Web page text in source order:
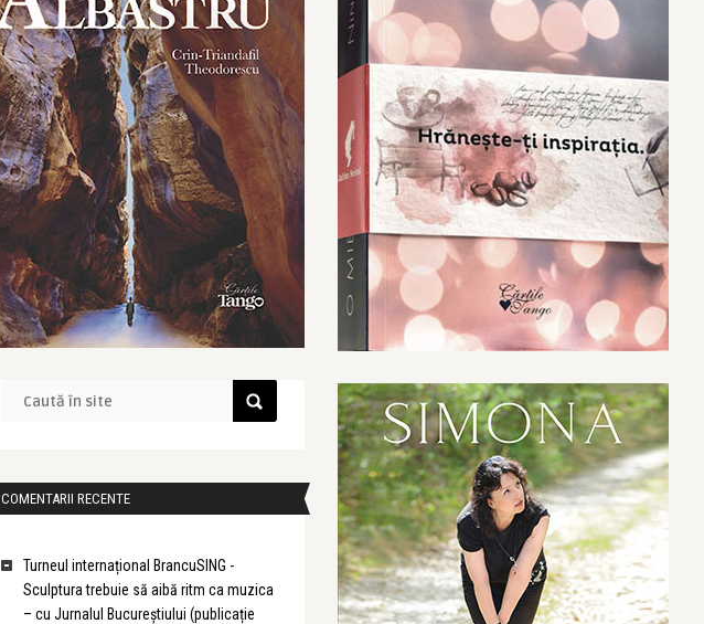
COMENTARII RECENTE
Turneul internațional BrancuSING -
Sculptura trebuie să aibă ritm ca muzica
– cu Jurnalul Bucureștiului (publicație